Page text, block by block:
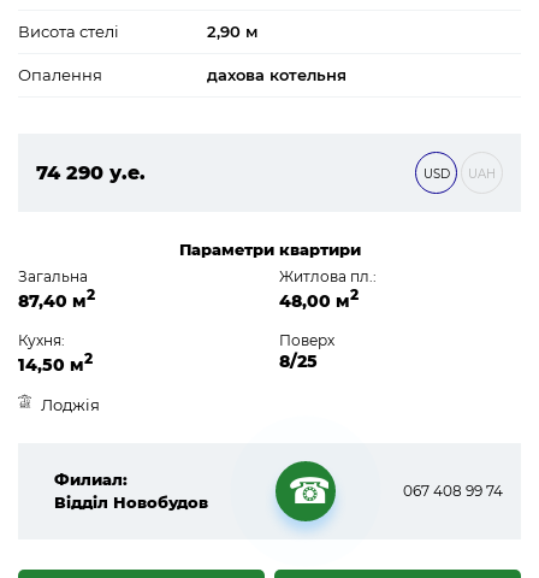
Висота стелі 2,90 м
Опалення дахова котельня
74 290 у.е.
USD UAH
Параметри квартири
Загальна
87,40 м2
Житлова пл.:
48,00 м2
Кухня:
14,50 м2
Поверх
8/25
Лоджія
Филиал:
Відділ Новобудов
☎
067 408 99 74